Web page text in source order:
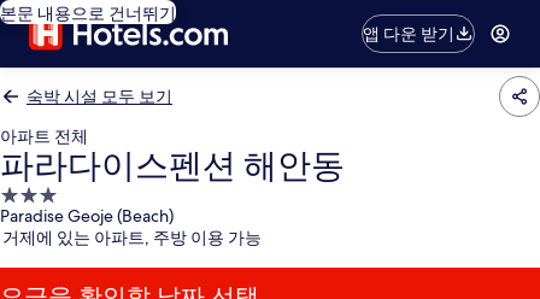
본문 내용으로 건너뛰기
앱 다운 받기
숙박 시설 모두 보기
아파트 전체
파라다이스펜션 해안동
3.0
성
급
숙
Paradise Geoje (Beach)
거제에 있는 아파트, 주방 이용 가능